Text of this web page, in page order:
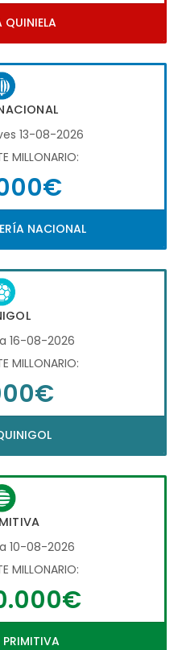
QUINIELA
13-08-2026
MILLONARIO:
NACIONAL
16-08-2026
MILLONARIO:
10-08-2026
MILLONARIO: